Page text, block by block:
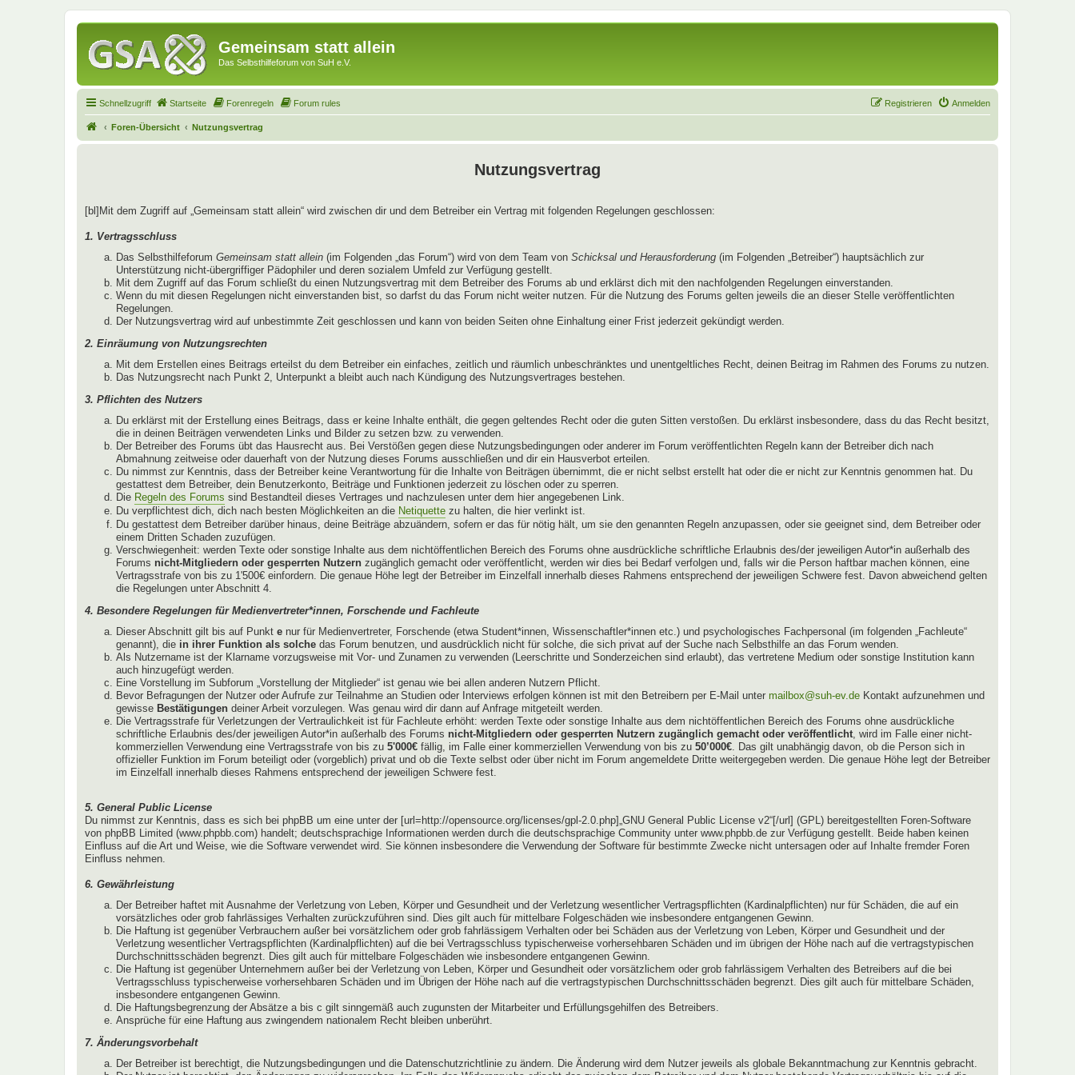
Gemeinsam statt allein
Das Selbsthilfeforum von SuH e.V.
Schnellzugriff Startseite Forenregeln Forum rules Anmelden
Registrieren
Foren-Übersicht Nutzungsvertrag
Nutzungsvertrag
[bl]Mit dem Zugriff auf „Gemeinsam statt allein“ wird zwischen dir und dem Betreiber ein Vertrag mit folgenden Regelungen geschlossen:
1. Vertragsschluss
Das Selbsthilfeforum Gemeinsam statt allein (im Folgenden „das Forum“) wird von dem Team von Schicksal und Herausforderung (im Folgenden „Betreiber“) hauptsächlich zur
Unterstützung nicht-übergriffiger Pädophiler und deren sozialem Umfeld zur Verfügung gestellt.
Mit dem Zugriff auf das Forum schließt du einen Nutzungsvertrag mit dem Betreiber des Forums ab und erklärst dich mit den nachfolgenden Regelungen einverstanden.
Wenn du mit diesen Regelungen nicht einverstanden bist, so darfst du das Forum nicht weiter nutzen. Für die Nutzung des Forums gelten jeweils die an dieser Stelle veröffentlichten
Regelungen.
Der Nutzungsvertrag wird auf unbestimmte Zeit geschlossen und kann von beiden Seiten ohne Einhaltung einer Frist jederzeit gekündigt werden.
2. Einräumung von Nutzungsrechten
Mit dem Erstellen eines Beitrags erteilst du dem Betreiber ein einfaches, zeitlich und räumlich unbeschränktes und unentgeltliches Recht, deinen Beitrag im Rahmen des Forums zu nutzen.
Das Nutzungsrecht nach Punkt 2, Unterpunkt a bleibt auch nach Kündigung des Nutzungsvertrages bestehen.
3. Pflichten des Nutzers
Du erklärst mit der Erstellung eines Beitrags, dass er keine Inhalte enthält, die gegen geltendes Recht oder die guten Sitten verstoßen. Du erklärst insbesondere, dass du das Recht besitzt,
die in deinen Beiträgen verwendeten Links und Bilder zu setzen bzw. zu verwenden.
Der Betreiber des Forums übt das Hausrecht aus. Bei Verstößen gegen diese Nutzungsbedingungen oder anderer im Forum veröffentlichten Regeln kann der Betreiber dich nach
Abmahnung zeitweise oder dauerhaft von der Nutzung dieses Forums ausschließen und dir ein Hausverbot erteilen.
Du nimmst zur Kenntnis, dass der Betreiber keine Verantwortung für die Inhalte von Beiträgen übernimmt, die er nicht selbst erstellt hat oder die er nicht zur Kenntnis genommen hat. Du
gestattest dem Betreiber, dein Benutzerkonto, Beiträge und Funktionen jederzeit zu löschen oder zu sperren.
Die Regeln des Forums sind Bestandteil dieses Vertrages und nachzulesen unter dem hier angegebenen Link.
Du verpflichtest dich, dich nach besten Möglichkeiten an die Netiquette zu halten, die hier verlinkt ist.
Du gestattest dem Betreiber darüber hinaus, deine Beiträge abzuändern, sofern er das für nötig hält, um sie den genannten Regeln anzupassen, oder sie geeignet sind, dem Betreiber oder
einem Dritten Schaden zuzufügen.
Verschwiegenheit: werden Texte oder sonstige Inhalte aus dem nichtöffentlichen Bereich des Forums ohne ausdrückliche schriftliche Erlaubnis des/der jeweiligen Autor*in außerhalb des
Forums nicht-Mitgliedern oder gesperrten Nutzern zugänglich gemacht oder veröffentlicht, werden wir dies bei Bedarf verfolgen und, falls wir die Person haftbar machen können, eine
Vertragsstrafe von bis zu 1'500€ einfordern. Die genaue Höhe legt der Betreiber im Einzelfall innerhalb dieses Rahmens entsprechend der jeweiligen Schwere fest. Davon abweichend gelten
die Regelungen unter Abschnitt 4.
4. Besondere Regelungen für Medienvertreter*innen, Forschende und Fachleute
Dieser Abschnitt gilt bis auf Punkt e nur für Medienvertreter, Forschende (etwa Student*innen, Wissenschaftler*innen etc.) und psychologisches Fachpersonal (im folgenden „Fachleute“
genannt), die in ihrer Funktion als solche das Forum benutzen, und ausdrücklich nicht für solche, die sich privat auf der Suche nach Selbsthilfe an das Forum wenden.
Als Nutzername ist der Klarname vorzugsweise mit Vor- und Zunamen zu verwenden (Leerschritte und Sonderzeichen sind erlaubt), das vertretene Medium oder sonstige Institution kann
auch hinzugefügt werden.
Eine Vorstellung im Subforum „Vorstellung der Mitglieder“ ist genau wie bei allen anderen Nutzern Pflicht.
Bevor Befragungen der Nutzer oder Aufrufe zur Teilnahme an Studien oder Interviews erfolgen können ist mit den Betreibern per E-Mail unter mailbox@suh-ev.de Kontakt aufzunehmen und
gewisse Bestätigungen deiner Arbeit vorzulegen. Was genau wird dir dann auf Anfrage mitgeteilt werden.
Die Vertragsstrafe für Verletzungen der Vertraulichkeit ist für Fachleute erhöht: werden Texte oder sonstige Inhalte aus dem nichtöffentlichen Bereich des Forums ohne ausdrückliche
schriftliche Erlaubnis des/der jeweiligen Autor*in außerhalb des Forums nicht-Mitgliedern oder gesperrten Nutzern zugänglich gemacht oder veröffentlicht, wird im Falle einer nicht-
kommerziellen Verwendung eine Vertragsstrafe von bis zu 5'000€ fällig, im Falle einer kommerziellen Verwendung von bis zu 50’000€. Das gilt unabhängig davon, ob die Person sich in
offizieller Funktion im Forum beteiligt oder (vorgeblich) privat und ob die Texte selbst oder über nicht im Forum angemeldete Dritte weitergegeben werden. Die genaue Höhe legt der Betreiber
im Einzelfall innerhalb dieses Rahmens entsprechend der jeweiligen Schwere fest.
5. General Public License
Du nimmst zur Kenntnis, dass es sich bei phpBB um eine unter der [url=http://opensource.org/licenses/gpl-2.0.php]„GNU General Public License v2“[/url] (GPL) bereitgestellten Foren-Software
von phpBB Limited (www.phpbb.com) handelt; deutschsprachige Informationen werden durch die deutschsprachige Community unter www.phpbb.de zur Verfügung gestellt. Beide haben keinen
Einfluss auf die Art und Weise, wie die Software verwendet wird. Sie können insbesondere die Verwendung der Software für bestimmte Zwecke nicht untersagen oder auf Inhalte fremder Foren
Einfluss nehmen.
6. Gewährleistung
Der Betreiber haftet mit Ausnahme der Verletzung von Leben, Körper und Gesundheit und der Verletzung wesentlicher Vertragspflichten (Kardinalpflichten) nur für Schäden, die auf ein
vorsätzliches oder grob fahrlässiges Verhalten zurückzuführen sind. Dies gilt auch für mittelbare Folgeschäden wie insbesondere entgangenen Gewinn.
Die Haftung ist gegenüber Verbrauchern außer bei vorsätzlichem oder grob fahrlässigem Verhalten oder bei Schäden aus der Verletzung von Leben, Körper und Gesundheit und der
Verletzung wesentlicher Vertragspflichten (Kardinalpflichten) auf die bei Vertragsschluss typischerweise vorhersehbaren Schäden und im übrigen der Höhe nach auf die vertragstypischen
Durchschnittsschäden begrenzt. Dies gilt auch für mittelbare Folgeschäden wie insbesondere entgangenen Gewinn.
Die Haftung ist gegenüber Unternehmern außer bei der Verletzung von Leben, Körper und Gesundheit oder vorsätzlichem oder grob fahrlässigem Verhalten des Betreibers auf die bei
Vertragsschluss typischerweise vorhersehbaren Schäden und im Übrigen der Höhe nach auf die vertragstypischen Durchschnittsschäden begrenzt. Dies gilt auch für mittelbare Schäden,
insbesondere entgangenen Gewinn.
Die Haftungsbegrenzung der Absätze a bis c gilt sinngemäß auch zugunsten der Mitarbeiter und Erfüllungsgehilfen des Betreibers.
Ansprüche für eine Haftung aus zwingendem nationalem Recht bleiben unberührt.
7. Änderungsvorbehalt
Der Betreiber ist berechtigt, die Nutzungsbedingungen und die Datenschutzrichtlinie zu ändern. Die Änderung wird dem Nutzer jeweils als globale Bekanntmachung zur Kenntnis gebracht.